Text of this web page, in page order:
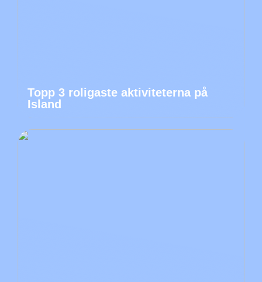
Topp 3 roligaste aktiviteterna på
Island